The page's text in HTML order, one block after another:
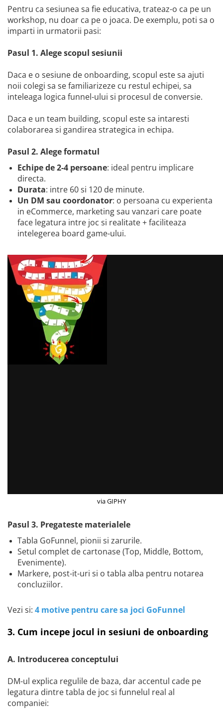
Pentru ca sesiunea sa fie educativa, trateaz-o ca pe un
workshop, nu doar ca pe o joaca. De exemplu, poti sa o
imparti in urmatorii pasi:
Pasul 1. Alege scopul sesiunii
Daca e o sesiune de onboarding, scopul este sa ajuti
noii colegi sa se familiarizeze cu restul echipei, sa
inteleaga logica funnel-ului si procesul de conversie.
Daca e un team building, scopul este sa intaresti
colaborarea si gandirea strategica in echipa.
Pasul 2. Alege formatul
Echipe de 2-4 persoane: ideal pentru implicare
directa.
Durata: intre 60 si 120 de minute.
Un DM sau coordonator: o persoana cu experienta
in eCommerce, marketing sau vanzari care poate
face legatura intre joc si realitate + faciliteaza
intelegerea board game-ului.
via GIPHY
Pasul 3. Pregateste materialele
Tabla GoFunnel, pionii si zarurile.
Setul complet de cartonase (Top, Middle, Bottom,
Evenimente).
Markere, post-it-uri si o tabla alba pentru notarea
concluziilor.
Vezi si: 4 motive pentru care sa joci GoFunnel
3. Cum incepe jocul in sesiuni de onboarding
A. Introducerea conceptului
DM-ul explica regulile de baza, dar accentul cade pe
legatura dintre tabla de joc si funnelul real al
companiei: